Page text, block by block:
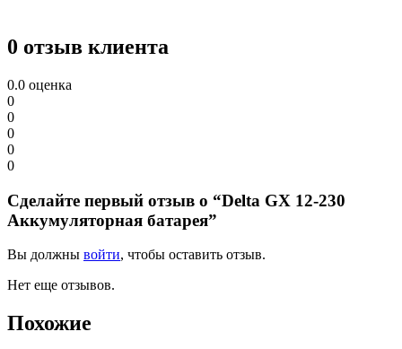
0 отзыв клиента
0.0 оценка
0
0
0
0
0
Сделайте первый отзыв о “Delta GX 12-230
Аккумуляторная батарея”
Вы должны войти, чтобы оставить отзыв.
Нет еще отзывов.
Похожие